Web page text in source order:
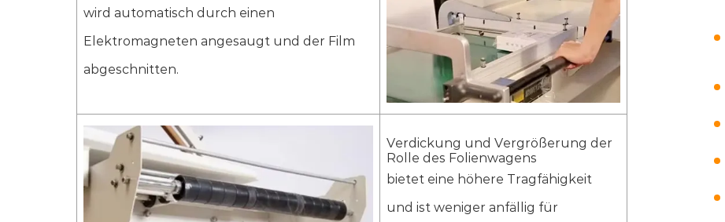
wird automatisch durch einen
Elektromagneten angesaugt und der Film
abgeschnitten.
Verdickung und Vergrößerung der
Rolle des Folienwagens
bietet eine höhere Tragfähigkeit
und ist weniger anfällig für
Fassungsvermögen
Schrumpfung der Tunnelgröße L1000*B450*H250mm
L550*W450mm/W300*H200mm
Schrumpffolie
Stromversorgung
AC110-240V 1Phase 50-60Hz/220-415V 3Phase 50-
60Hz